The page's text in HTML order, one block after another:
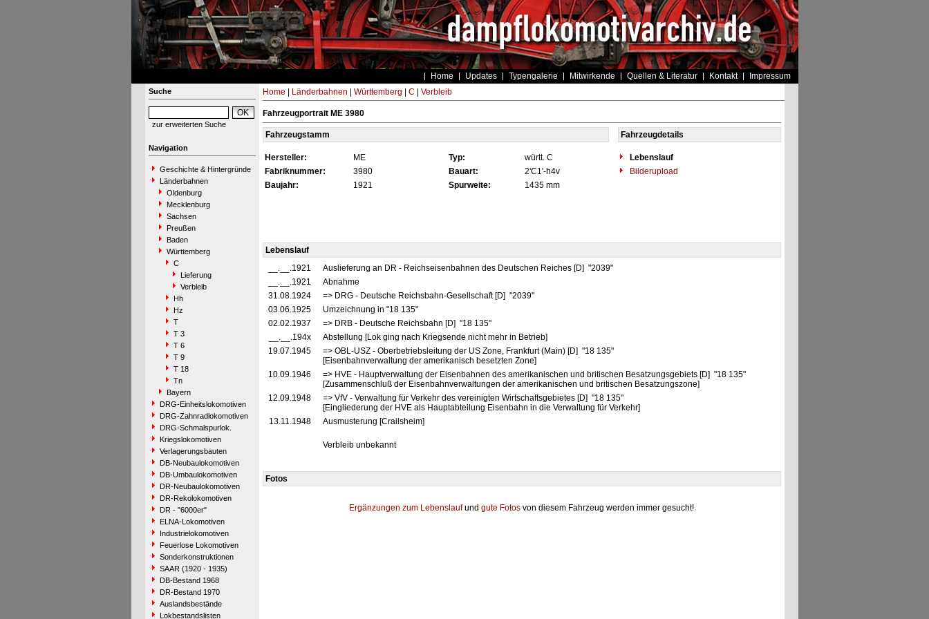
Home Updates Typengalerie Mitwirkende Quellen & Literatur Kontakt Impressum
Suche
zur erweiterten Suche
Navigation
Geschichte & Hintergründe
Länderbahnen
Oldenburg
Mecklenburg
Sachsen
Preußen
Baden
Württemberg
C
Lieferung
Verbleib
Hh
Hz
T
T 3
T 6
T 9
T 18
Tn
Bayern
DRG-Einheitslokomotiven
DRG-Zahnradlokomotiven
DRG-Schmalspurlok.
Kriegslokomotiven
Verlagerungsbauten
DB-Neubaulokomotiven
DB-Umbaulokomotiven
DR-Neubaulokomotiven
DR-Rekolokomotiven
DR - "6000er"
ELNA-Lokomotiven
Industrielokomotiven
Feuerlose Lokomotiven
Sonderkonstruktionen
SAAR (1920 - 1935)
DB-Bestand 1968
DR-Bestand 1970
Auslandsbestände
Lokbestandslisten
Home Länderbahnen Württemberg C Verbleib
Fahrzeugportrait ME 3980
Fahrzeugstamm Fahrzeugdetails
Hersteller: ME Typ: württ. C
Lebenslauf
Fabriknummer:
3980 Bauart: 2'C1'-h4v
Bilderupload
Baujahr:
1921 Spurweite: 1435 mm
Lebenslauf
__.__.1921
Auslieferung an DR - Reichseisenbahnen des Deutschen Reiches [D] "2039"
__.__.1921
Abnahme
31.08.1924
=> DRG - Deutsche Reichsbahn-Gesellschaft [D] "2039"
03.06.1925
Umzeichnung in "18 135"
02.02.1937
=> DRB - Deutsche Reichsbahn [D] "18 135"
__.__.194x
Abstellung [Lok ging nach Kriegsende nicht mehr in Betrieb]
19.07.1945
=> OBL-USZ - Oberbetriebsleitung der US Zone, Frankfurt (Main) [D] "18 135"
[Eisenbahnverwaltung der amerikanisch besetzten Zone]
10.09.1946
=> HVE - Hauptverwaltung der Eisenbahnen des amerikanischen und britischen Besatzungsgebiets [D] "18 135"
[Zusammenschluß der Eisenbahnverwaltungen der amerikanischen und britischen Besatzungszone]
12.09.1948
=> VfV - Verwaltung für Verkehr des vereinigten Wirtschaftsgebietes [D] "18 135"
[Eingliederung der HVE als Hauptabteilung Eisenbahn in die Verwaltung für Verkehr]
13.11.1948
Ausmusterung [Crailsheim]
Verbleib unbekannt
Fotos
Ergänzungen zum Lebenslaufund gute Fotos von diesem Fahrzeug werden immer gesucht!